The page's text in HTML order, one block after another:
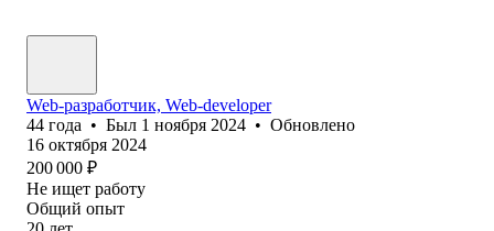
Web-разработчик, Web-developer
44 года • Был 1 ноября 2024 • Обновлено
16 октября 2024
200 000 ₽
Не ищет работу
Общий опыт